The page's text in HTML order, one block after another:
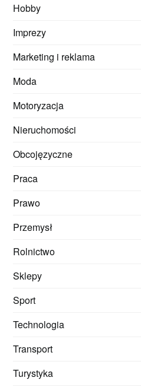
Hobby
Imprezy
Marketing i reklama
Moda
Motoryzacja
Nieruchomości
Obcojęzyczne
Praca
Prawo
Przemysł
Rolnictwo
Sklepy
Sport
Technologia
Transport
Turystyka